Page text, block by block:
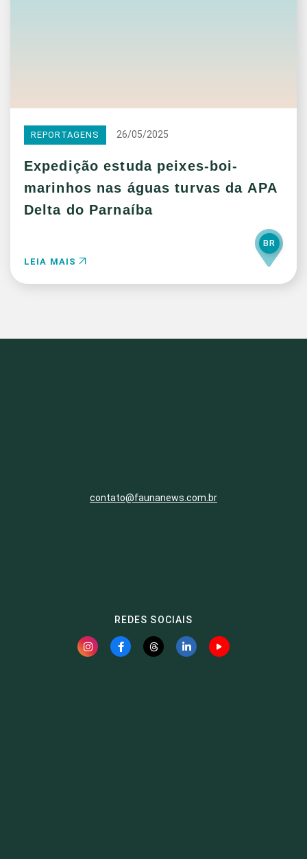
REPORTAGENS 26/05/2025
Expedição estuda peixes-boi-
marinhos nas águas turvas da APA
Delta do Parnaíba
LEIA MAIS
BR
contato@faunanews.com.br
REDES SOCIAIS